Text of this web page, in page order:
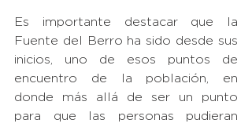
Es importante destacar que la
Fuente del Berro ha sido desde sus
inicios, uno de esos puntos de
encuentro de la población, en
donde más allá de ser un punto
para que las personas pudieran